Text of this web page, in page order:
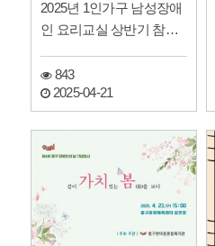
2025년 1인가구 남성장애
인 요리교실 상반기 참여
843
2025-04-21